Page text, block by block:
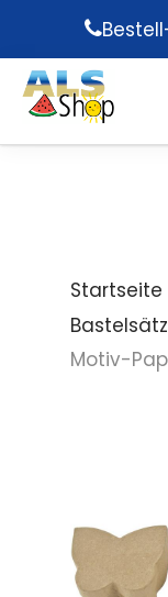
main
content
Startseite
Motiv-